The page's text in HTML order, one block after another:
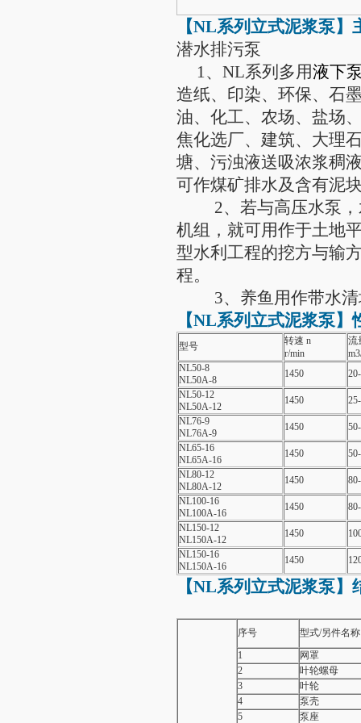
【NL系列立式泥浆泵】
潜水排污泵
1、NL系列多用液下
造纸、印染、环保、石
油、化工、农场、盐场
焦化选厂、建筑、大理
塘、污浊液送吸浓浆稠
可作煤矿排水及含有泥
2、若与高压水泵，
机组，就可用作于土地
型水利工程的挖方与输
程。
3、养鱼用作带水清
【NL系列立式泥浆泵】
型号 转速 n
r/min
流
NL50-8
NL50A-8
1450
NL50-12
NL50A-12
1450
NL76-9
NL76A-9
1450
NL65-16
NL65A-16
1450
NL80-12
NL80A-12
1450
NL100-16
NL100A-16
1450
NL150-12
NL150A-12
1450
NL150-16
NL150A-16
1450
【NL系列立式泥浆泵】
序号 型式/另件名称
1
网罩
2
叶轮螺母
3
叶轮
4
泵壳
5
泵座